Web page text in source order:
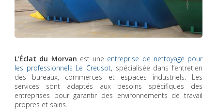
L'Éclat du Morvan est une entreprise de nettoyage pour
les professionnels Le Creusot, spécialisée dans l’entretien
des bureaux, commerces et espaces industriels. Les
services sont adaptés aux besoins spécifiques des
entreprises pour garantir des environnements de travail
propres et sains.